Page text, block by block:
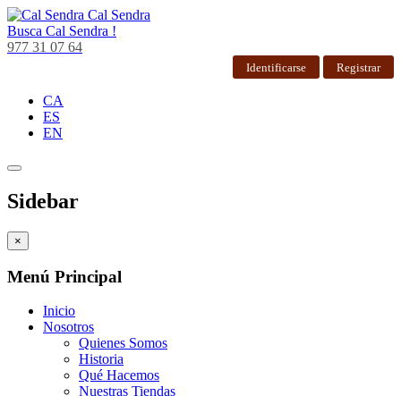
Cal Sendra
Busca Cal Sendra !
977 31 07 64
Identificarse Registrar
CA
ES
EN
Sidebar
×
Menú Principal
Inicio
Nosotros
Quienes Somos
Historia
Qué Hacemos
Nuestras Tiendas